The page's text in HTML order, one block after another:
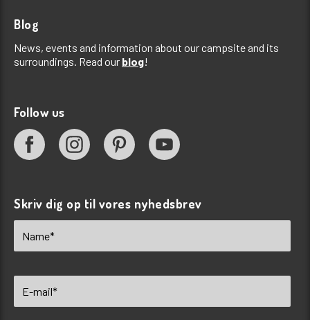
Blog
News, events and information about our campsite and its
surroundings. Read our blog!
Follow us
Skriv dig op til vores nyhedsbrev